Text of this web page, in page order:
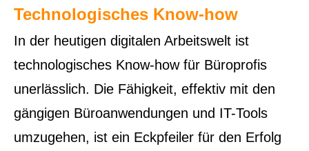
Technologisches Know-how
In der heutigen digitalen Arbeitswelt ist
technologisches Know-how für Büroprofis
unerlässlich. Die Fähigkeit, effektiv mit den
gängigen Büroanwendungen und IT-Tools
umzugehen, ist ein Eckpfeiler für den Erfolg